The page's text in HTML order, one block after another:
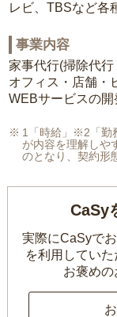
レビ、TBSなど各
事業内容
家事代行(掃除代
オフィス・店舗・
WEBサービスの開
1「時給」※2「勤
が内容を理解しや
のとなり、契約形
CaSy
実際にCaSyで
を利用していた
お褒めの